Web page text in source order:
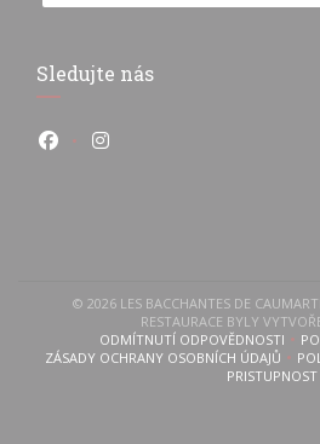
Sledujte nás
Facebook ((otevře se v novém
Instagram ((otevře se v
© 2026 LES BACCHANTES DE
RESTAURACE BYLY
ODMÍTNUTÍ ODPOVĚDNOSTI
((OTEVŘE SE V
ZÁSADY OCHRANY OSOBNÍCH ÚDAJŮ
((OTEVŘE SE V NOVÉM
PRISTUPNOST